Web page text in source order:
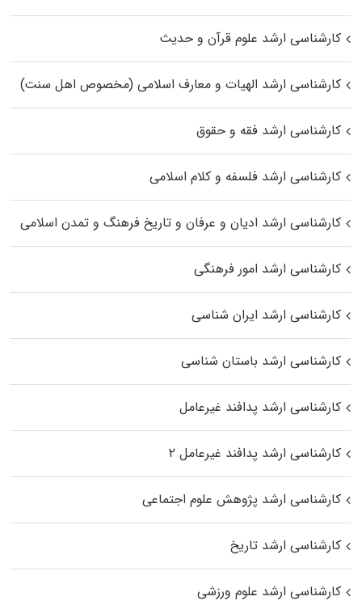
کارشناسی ارشد علوم قرآن و حدیث
کارشناسی ارشد الهیات و معارف اسلامی (مخصوص اهل سنت)
کارشناسی ارشد فقه و حقوق
کارشناسی ارشد فلسفه و کلام اسلامی
کارشناسی ارشد ادیان و عرفان و تاریخ فرهنگ و تمدن اسلامی
کارشناسی ارشد امور فرهنگی
کارشناسی ارشد ایران شناسی
کارشناسی ارشد باستان شناسی
کارشناسی ارشد پدافند غیرعامل
کارشناسی ارشد پدافند غیرعامل ۲
کارشناسی ارشد پژوهش علوم اجتماعی
کارشناسی ارشد تاریخ
کارشناسی ارشد علوم ورزشی